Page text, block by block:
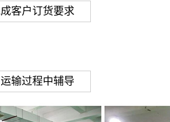
客户订货要求
输过程中辅导